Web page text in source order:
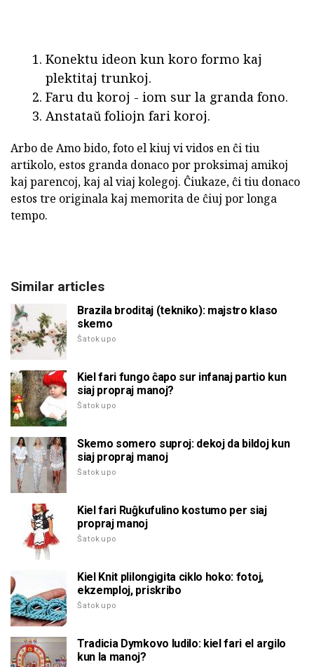
Konektu ideon kun koro formo kaj
plektitaj trunkoj.
Faru du koroj - iom sur la granda fono.
Anstataŭ foliojn fari koroj.
Arbo de Amo bido, foto el kiuj vi vidos en ĉi tiu
artikolo, estos granda donaco por proksimaj amikoj
kaj parencoj, kaj al viaj kolegoj. Ĉiukaze, ĉi tiu donaco
estos tre originala kaj memorita de ĉiuj por longa
tempo.
Similar articles
Brazila broditaj (tekniko): majstro klaso
skemo
Ŝatokupo
Kiel fari fungo ĉapo sur infanaj partio kun
siaj propraj manoj?
Ŝatokupo
Skemo somero suproj: dekoj da bildoj kun
siaj propraj manoj
Ŝatokupo
Kiel fari Ruĝkufulino kostumo per siaj
propraj manoj
Ŝatokupo
Kiel Knit plilongigita ciklo hoko: fotoj,
ekzemploj, priskribo
Ŝatokupo
Tradicia Dymkovo ludilo: kiel fari el argilo
kun la manoj?